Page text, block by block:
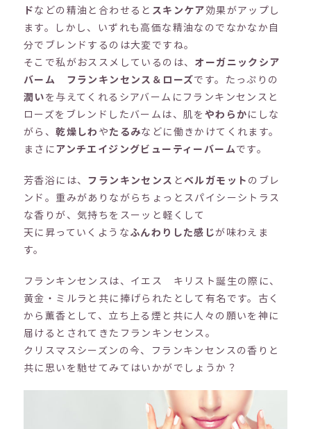
ドなどの精油と合わせると スキンケア効果がアップし
ます。しかし、いずれも高価な精油なのでなかなか自
分でブレンドするのは大変ですね。
そこで私がおススメしているのは、 オーガニックシア
バーム フランキンセンス＆ローズです。たっぷりの
潤いを与えてくれるシアバームにフランキンセンスと
ローズをブレンドしたバームは、肌をやわらかにしな
がら、乾燥しわ やたるみなどに働きかけてくれます。
まさにアンチエイジングビューティーバームです。
芳香浴には、 フランキンセンス とベルガモット のブレ
ンド。重みがありながらちょっとスパイシーシトラス
な香りが、気持ちをスーッと軽くして
天に昇っていくようなふんわりした感じが味わえま
す。
フランキンセンスは、イエス キリスト誕生の際に、
黄金・ミルラと共に捧げられたとして有名です。古く
から薫香として、立ち上る煙と共に人々の願いを神に
届けるとされてきたフランキンセンス。
クリスマスシーズンの今、フランキンセンスの香りと
共に思いを馳せてみてはいかがでしょうか？